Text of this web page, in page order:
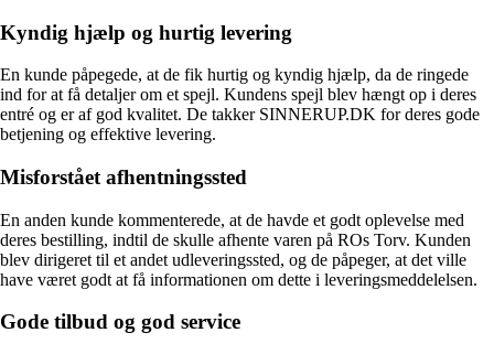
Kyndig hjælp og hurtig levering
En kunde påpegede, at de fik hurtig og kyndig hjælp, da de ringede
ind for at få detaljer om et spejl. Kundens spejl blev hængt op i deres
entré og er af god kvalitet. De takker SINNERUP.DK for deres gode
betjening og effektive levering.
Misforstået afhentningssted
En anden kunde kommenterede, at de havde et godt oplevelse med
deres bestilling, indtil de skulle afhente varen på ROs Torv. Kunden
blev dirigeret til et andet udleveringssted, og de påpeger, at det ville
have været godt at få informationen om dette i leveringsmeddelelsen.
Gode tilbud og god service